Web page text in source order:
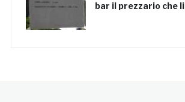
bar il prezzario che